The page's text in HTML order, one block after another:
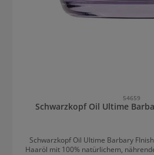
54659
Schwarzkopf Oil Ultime
Schwarzkopf Oil Ultime Barbary
Haaröl mit 100% natürlichem,